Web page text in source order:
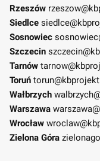
Rzeszów
Siedlce
Sosnowiec
Szczecin
Tarnów
Toruń
Wałbrzych
Warszawa
Wrocław
Zielona Góra